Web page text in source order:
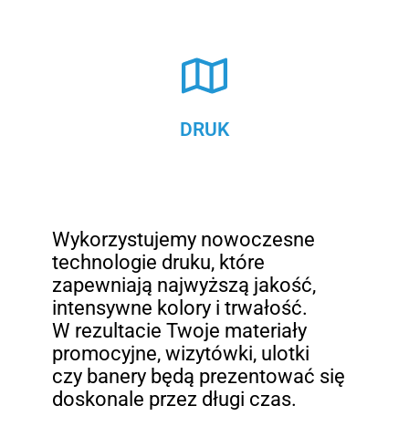
DRUK
Wykorzystujemy nowoczesne
technologie druku, które
zapewniają najwyższą jakość,
intensywne kolory i trwałość.
W rezultacie Twoje materiały
promocyjne, wizytówki, ulotki
czy banery będą prezentować się
doskonale przez długi czas.